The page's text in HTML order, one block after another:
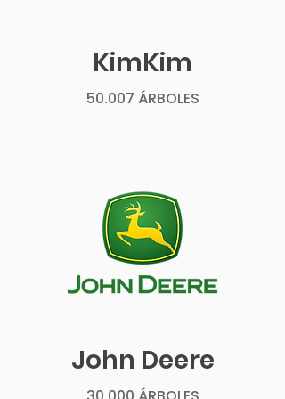
KimKim
50.007 ÁRBOLES
John Deere